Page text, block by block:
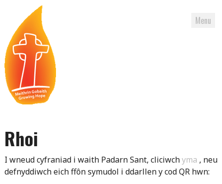
Menu
content
Rhoi
I wneud cyfraniad i waith Padarn Sant, cliciwchyma , neu
defnyddiwch eich ffôn symudol i ddarllen y cod QR hwn: